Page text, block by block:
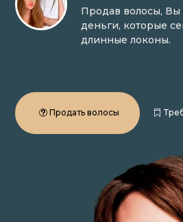
Продав волосы, Вы
деньги, которые
длинные локоны.
Продать волосы